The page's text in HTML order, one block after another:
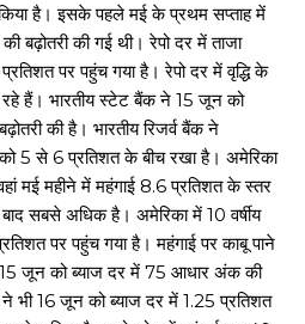
है। इसके पहले मई के प्रथम सप्ताह में
बढ़ोतरी की गई थी। रेपो दर में ताजा
पर पहुंच गया है। रेपो दर में वृद्धि के
रहे हैं। भारतीय स्टेट बैंक ने 15 जून को
की है। भारतीय रिजर्व बैंक ने
को 5 से 6 प्रतिशत के बीच रखा है। अमेरिका
मई महीने में महंगाई 8.6 प्रतिशत के स्तर
सबसे अधिक है। अमेरिका में 10 वर्षीय
पर पहुंच गया है। महंगाई पर काबू पाने
जून को ब्याज दर में 75 आधार अंक की
16 जून को ब्याज दर में 1.25 प्रतिशत